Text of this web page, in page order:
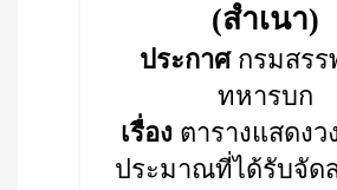
(สำเนา)
ประกาศกรมสรร
ทหารบก
เรื่อง ตารางแสดงว
ประมาณที่ได้รับจัด